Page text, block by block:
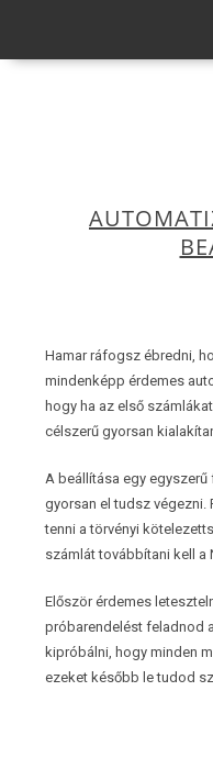
Hamar ráfogsz ébredni,
mindenképp érdemes
hogy ha az első
célszerű gyorsan
A beállítása egy
gyorsan el tudsz végezni.
tenni a törvényi
számlát továbbítani kell a
Először érdemes
próbarendelést feladnod
kipróbálni, hogy minden
ezeket később le tudod